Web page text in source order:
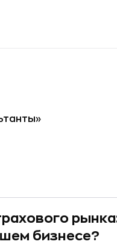
бизнесе?